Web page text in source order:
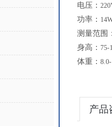
电压：
功率：
测量范围
身高： 75-
体重：
产品